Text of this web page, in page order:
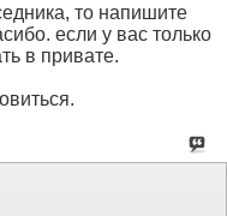
то напишите
если у вас только
в привате.